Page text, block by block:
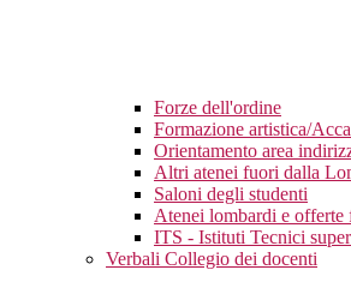
Forze dell'ordine
Formazione artistica/
Orientamento area
Altri atenei fuori dalla
Saloni degli studenti
Atenei lombardi e offerte
ITS - Istituti Tecnici
Verbali Collegio dei docenti